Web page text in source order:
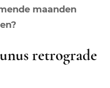
maanden
retrograde